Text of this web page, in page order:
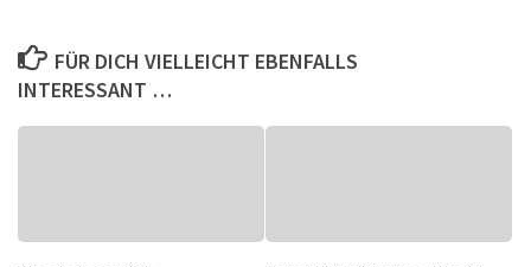
FÜR DICH VIELLEICHT EBENFALLS
INTERESSANT …